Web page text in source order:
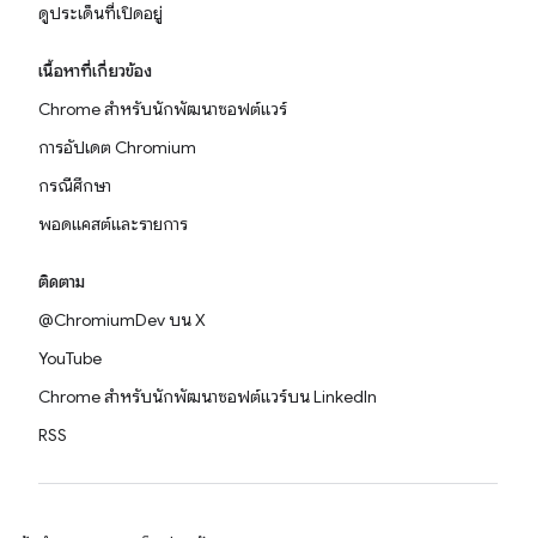
ดูประเด็นที่เปิดอยู่
เนื้อหาที่เกี่ยวข้อง
Chrome สำหรับนักพัฒนาซอฟต์แวร์
การอัปเดต Chromium
กรณีศึกษา
พอดแคสต์และรายการ
ติดตาม
@ChromiumDev บน X
YouTube
Chrome สำหรับนักพัฒนาซอฟต์แวร์บน LinkedIn
RSS